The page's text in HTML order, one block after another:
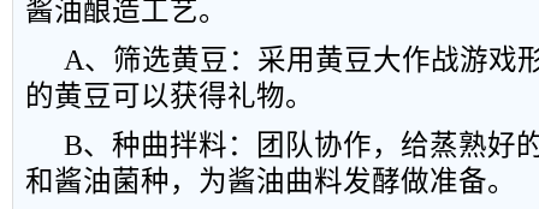
酱油酿造工艺。
A、筛选黄豆：采用黄豆大作战游戏
的黄豆可以获得礼物。
B、种曲拌料：团队协作，给蒸熟好
和酱油菌种，为酱油曲料发酵做准备。